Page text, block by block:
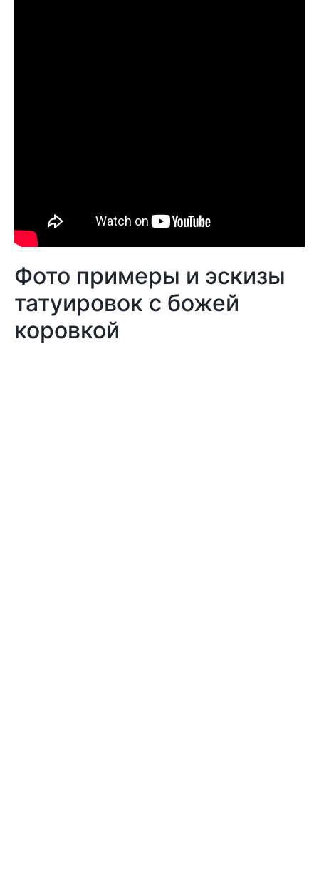
Фото примеры и эскизы
татуировок с божей
коровкой